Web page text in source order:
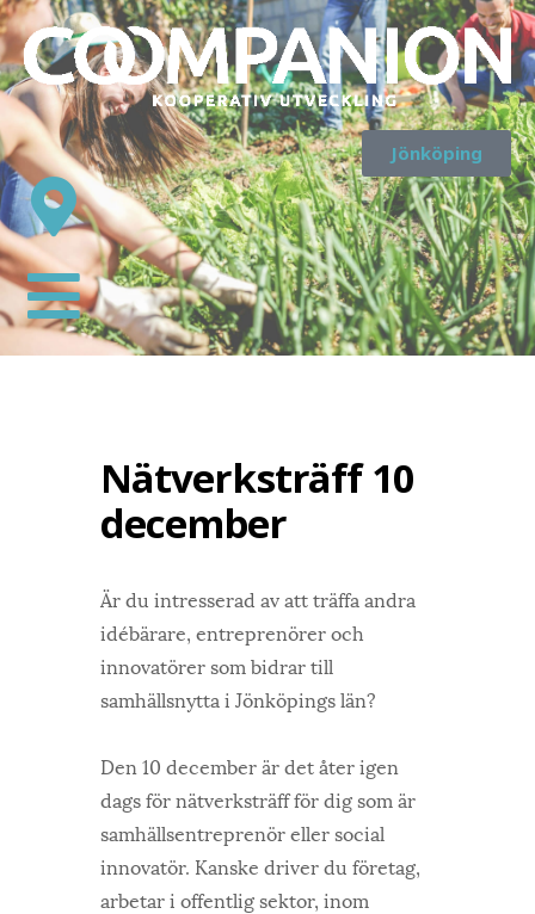
Jönköping
Nätverksträff 10
december
Är du intresserad av att träffa andra
idébärare, entreprenörer och
innovatörer som bidrar till
samhällsnytta i Jönköpings län?
Den10 decemberär det åter igen
dags för nätverksträff för dig som är
samhällsentreprenör eller social
innovatör. Kanske driver du företag,
arbetar i offentlig sektor, inom